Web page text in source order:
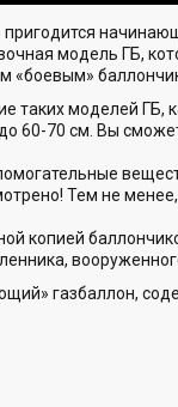
модель ГБ,
«боевым»
таких моделей ГБ,
60-70 см. Вы
Тем не
копией
газбаллон,